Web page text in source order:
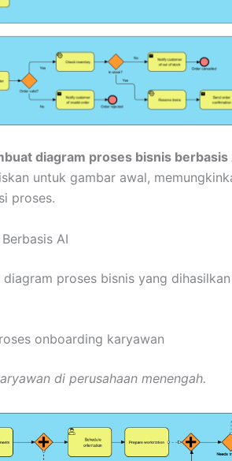
diagram proses bisnis berbasis
untuk gambar awal,
proses.
AI
proses bisnis yang
onboarding karyawan
di perusahaan menengah.